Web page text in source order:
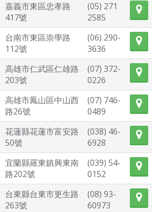
嘉義市東區忠孝路
417號
(05) 271
2585
台南市東區崇學路
112號
(06) 290-
3636
高雄市仁武區仁雄路
203號
(07) 372-
0226
高雄市鳳山區中山西
路26號
(07) 746-
0489
花蓮縣花蓮市富安路
50號
(038) 46-
6928
宜蘭縣羅東鎮興東南
路202號
(039) 54-
0152
台東縣台東市更生路
263號
(08) 93-
60973